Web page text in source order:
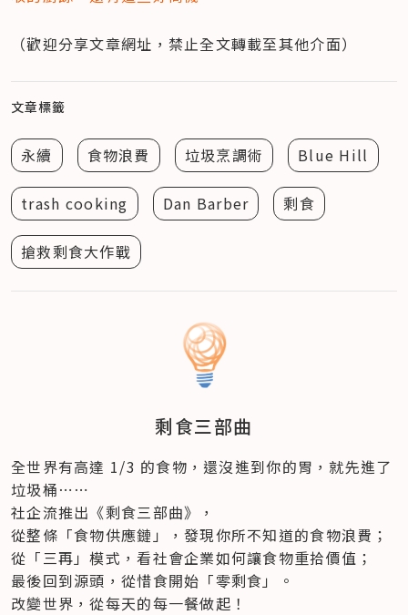
（歡迎分享文章網址，禁止全文轉載至其他介面）
文章標籤
永續 食物浪費 垃圾烹調術 Blue Hill
trash cooking Dan Barber 剩食
搶救剩食大作戰
剩食三部曲
全世界有高達 1/3 的食物，還沒進到你的胃，就先進了
垃圾桶⋯⋯
社企流推出《剩食三部曲》，
從整條「食物供應鏈」，發現你所不知道的食物浪費；
從「三再」模式，看社會企業如何讓食物重拾價值；
最後回到源頭，從惜食開始「零剩食」。
改變世界，從每天的每一餐做起！